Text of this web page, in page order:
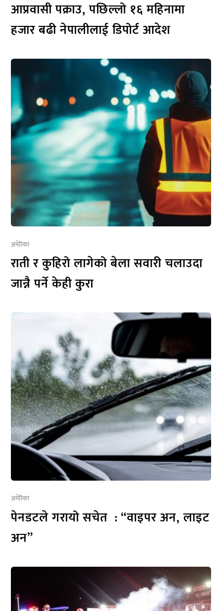
आप्रवासी पक्राउ, पछिल्लो १६ महिनामा
हजार बढी नेपालीलाई डिपोर्ट आदेश
अमेरिका
राती र कुहिरो लागेको बेला सवारी चलाउदा
जान्नै पर्ने केही कुरा
अमेरिका
पेनडटले गरायो सचेत : “वाइपर अन, लाइट
अन”